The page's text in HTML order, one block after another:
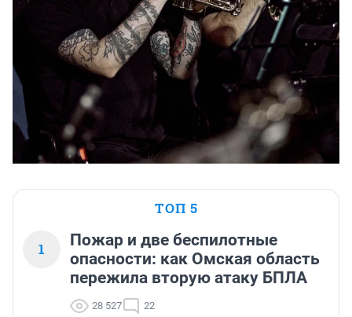
ТОП 5
1
Пожар и две беспилотные
опасности: как Омская область
пережила вторую атаку БПЛА
28 527 22